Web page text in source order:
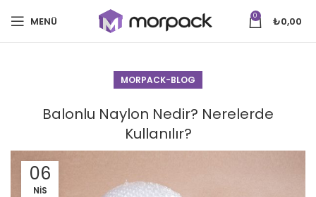
MENÜ 0 ₺0,00
MORPACK-BLOG
Balonlu Naylon Nedir? Nerelerde
Kullanılır?
06
NIS